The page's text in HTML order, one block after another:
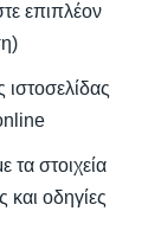
επιπλέον
τα στοιχεία
και οδηγίες